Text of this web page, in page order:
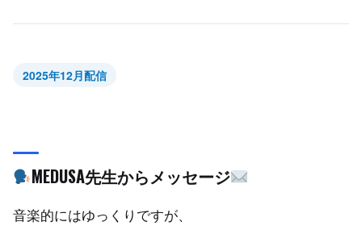
2025年12月配信
MEDUSA先生からメッセージ
音楽的にはゆっくりですが、